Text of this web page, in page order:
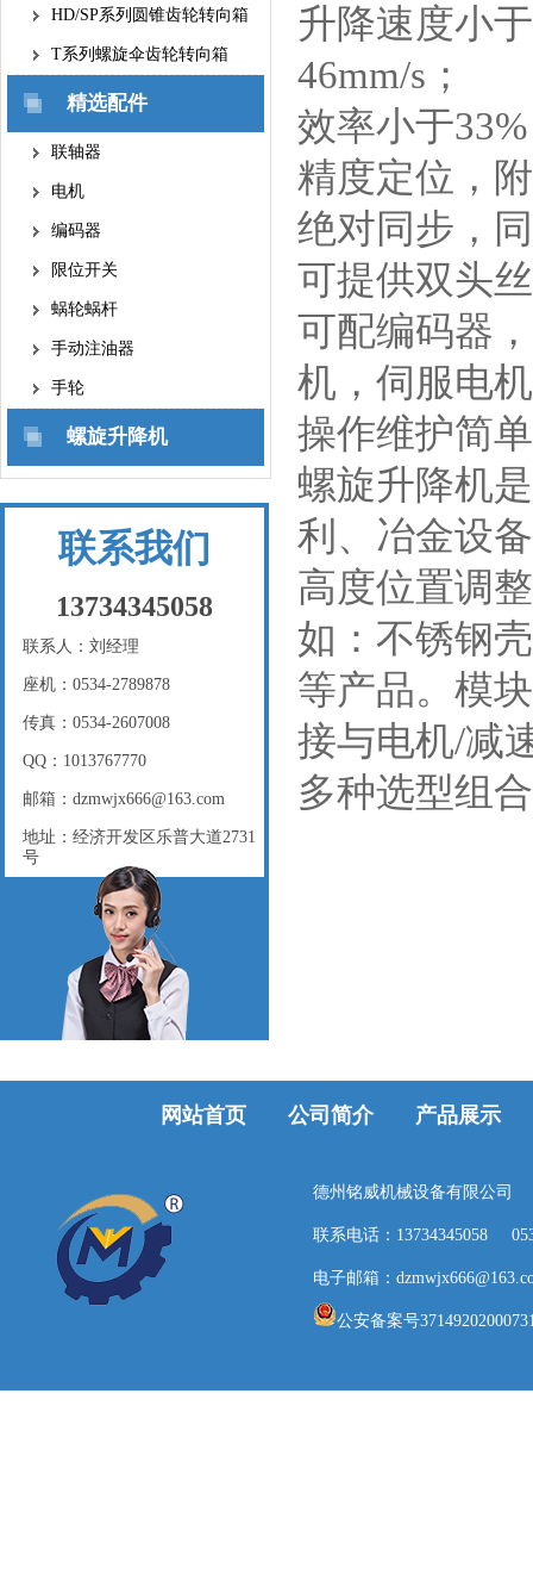
升降速度小
46mm/s；
效率小于
精度定位，
绝对同步，
可提供双头
可配编码器
机，伺服电
操作维护简
螺旋升降机
利、冶金设
高度位置调
如：不锈钢
等产品。模
接与电机/减
多种选型组
HD/SP系列圆锥齿轮转向箱
T系列螺旋伞齿轮转向箱
精选配件
联轴器
电机
编码器
限位开关
蜗轮蜗杆
手动注油器
手轮
螺旋升降机
联系我们
13734345058
联系人：刘经理
座机：0534-2789878
传真：0534-2607008
QQ：1013767770
邮箱：dzmwjx666@163.com
地址：经济开发区乐普大道2731
号
网站首页 公司简介 产品展示
德州铭威机械设备有限公司
联系电话：13734345058
电子邮箱：
公安备案号